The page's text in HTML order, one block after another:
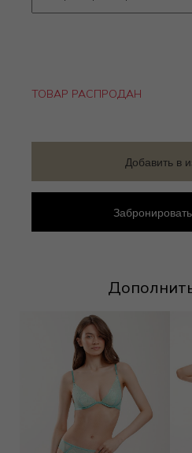
ТОВАР РАСПРОДАН
Добавить в